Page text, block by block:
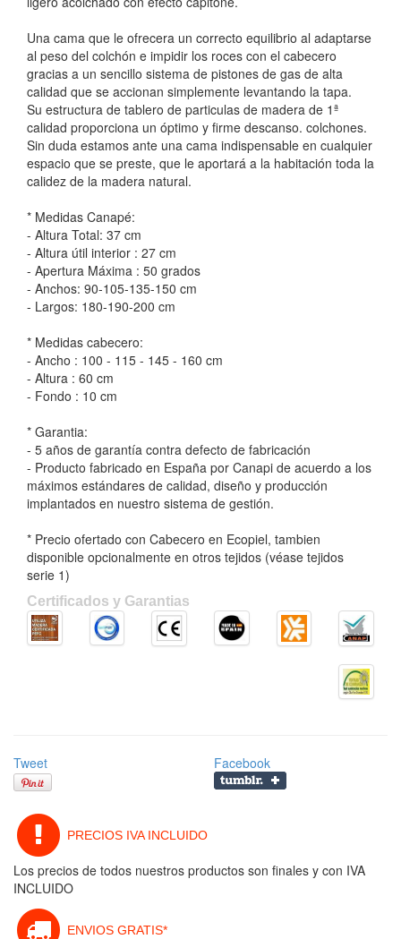
Una cama que le ofrecera un correcto equilibrio al adaptarse
al peso del colchón e impidir los roces con el cabecero
gracias a un sencillo sistema de pistones de gas de alta
calidad que se accionan simplemente levantando la tapa.
Su estructura de tablero de particulas de madera de 1ª
calidad proporciona un óptimo y firme descanso. colchones.
Sin duda estamos ante una cama indispensable en cualquier
espacio que se preste, que le aportará a la habitación toda la
calidez de la madera natural.
* Medidas Canapé:
- Altura Total: 37 cm
- Altura útil interior : 27 cm
- Apertura Máxima : 50 grados
- Anchos: 90-105-135-150 cm
- Largos: 180-190-200 cm
* Medidas cabecero:
- Ancho : 100 - 115 - 145 - 160 cm
- Altura : 60 cm
- Fondo : 10 cm
* Garantia:
- 5 años de garantía contra defecto de fabricación
- Producto fabricado en España por Canapi de acuerdo a los
máximos estándares de calidad, diseño y producción
implantados en nuestro sistema de gestión.
* Precio ofertado con Cabecero en Ecopiel, tambien
disponible opcionalmente en otros tejidos (véase tejidos
serie 1)
Certificados y Garantias
Tweet Facebook
PRECIOS IVA INCLUIDO
Los precios de todos nuestros productos son finales y con IVA
INCLUIDO
ENVIOS GRATIS*